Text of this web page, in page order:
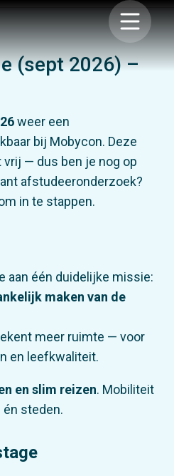
(sept 2026) –
weer een
bij Mobycon. Deze
— dus ben je nog op
afstudeeronderzoek?
in te stappen.
aan één duidelijke missie:
maken van de
meer ruimte — voor
en leefkwaliteit.
en slim reizen. Mobiliteit
steden.